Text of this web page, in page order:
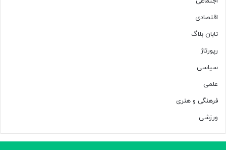
اقتصادی
تابان بلاگ
رپورتاژ
سیاسی
علمی
فرهنگی و هنری
ورزشی